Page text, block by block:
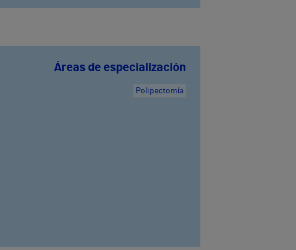
Áreas de especialización
Polipectomía